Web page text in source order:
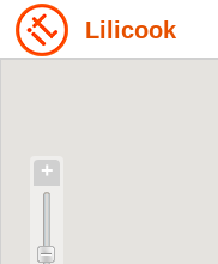
Lilicook
+